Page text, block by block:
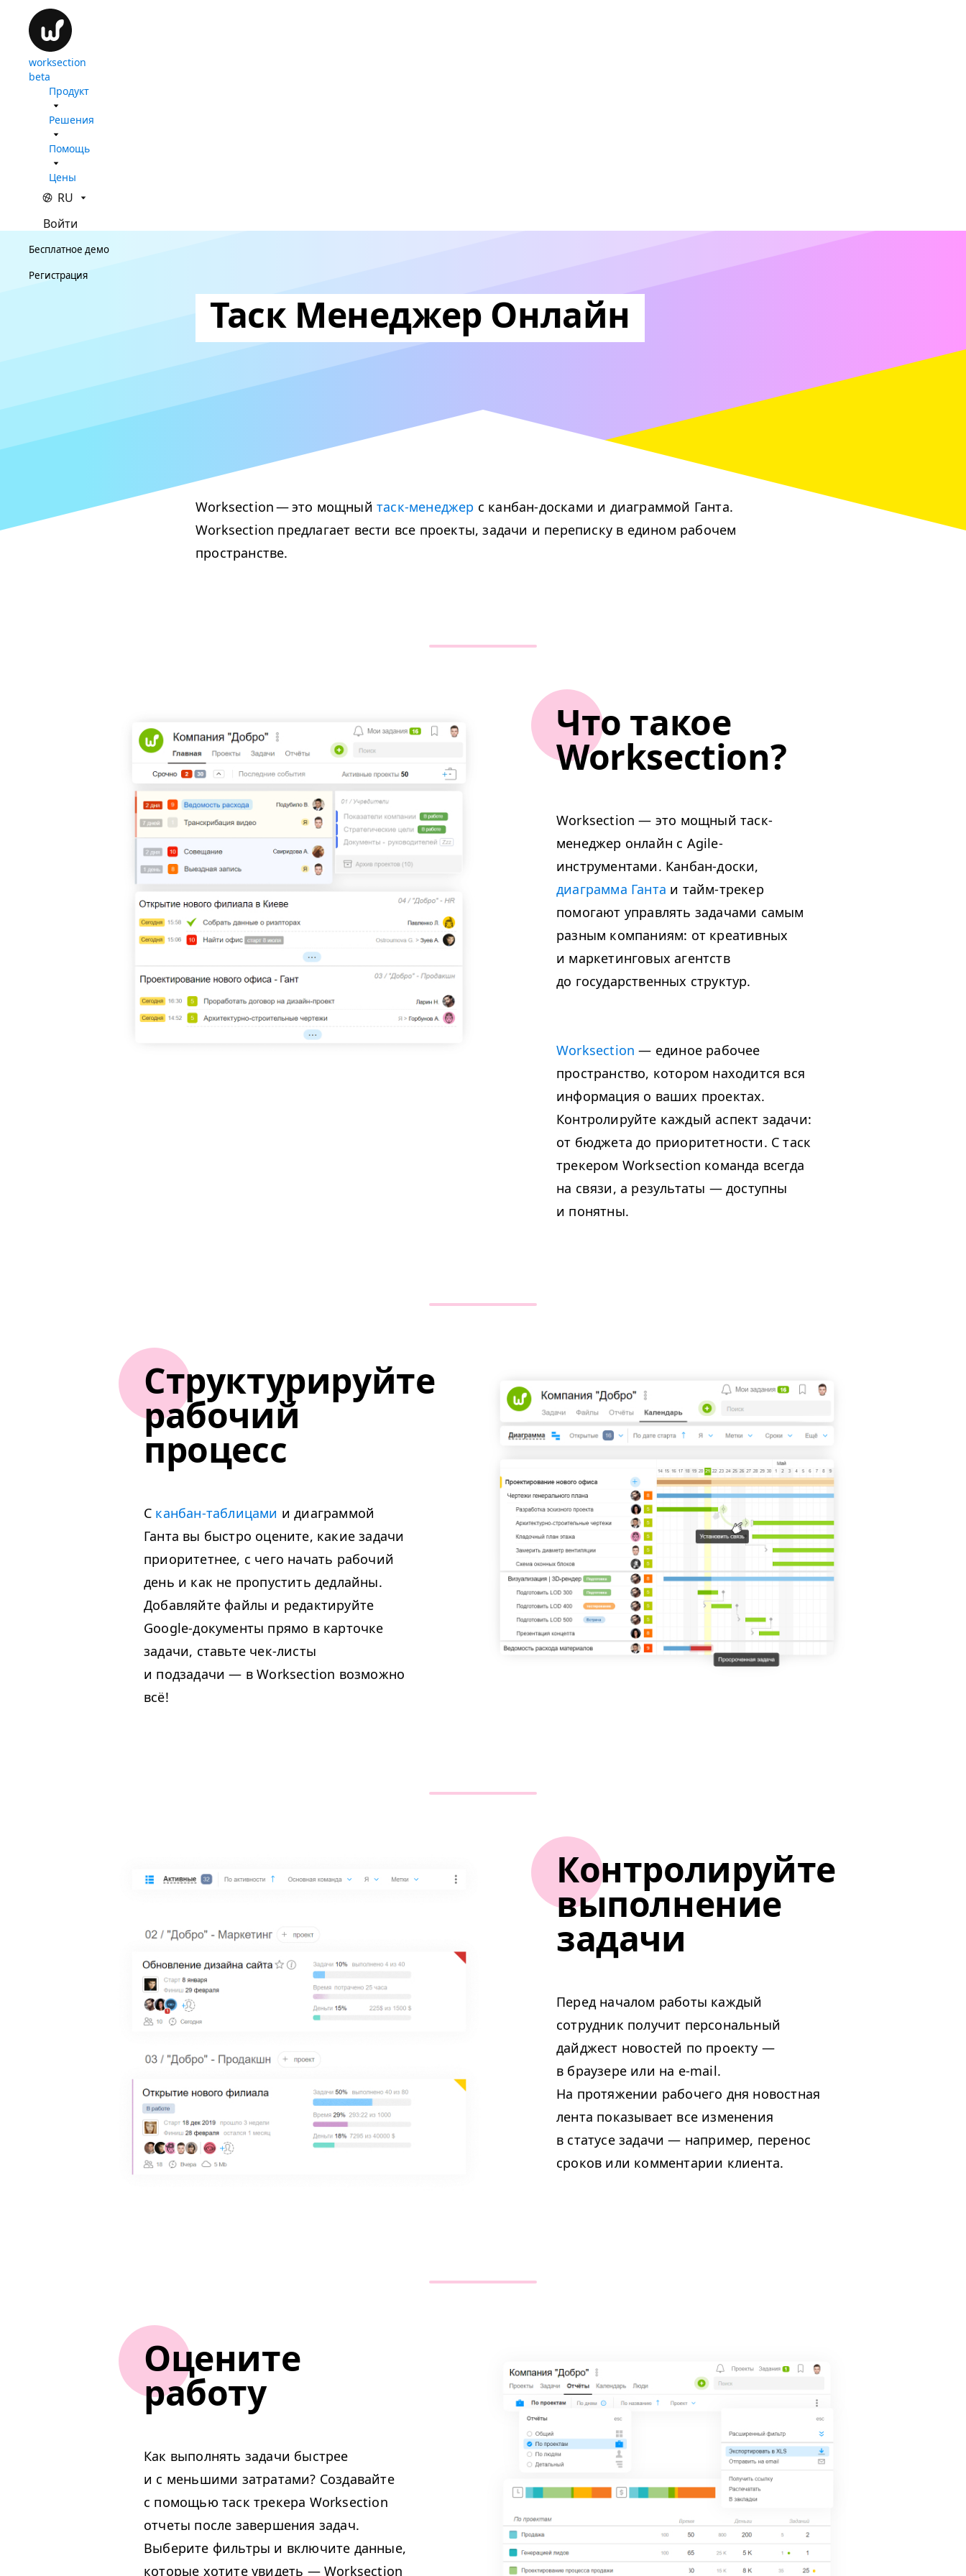
worksection
beta
Продукт
Решения
Помощь
Цены
RU
Войти
Бесплатное демо
Регистрация
Таск Менеджер Онлайн
Worksection — это мощный таск-менеджер с канбан-досками и диаграммой Ганта.
Worksection предлагает вести все проекты, задачи и переписку в едином рабочем
пространстве.
Что такое
Worksection?
Worksection — это мощный таск-
менеджер онлайн с Agile-
инструментами. Канбан-доски,
диаграмма Ганта и тайм-трекер
помогают управлять задачами самым
разным компаниям: от креативных
и маркетинговых агентств
до государственных структур.
Worksection — единое рабочее
пространство, котором находится вся
информация о ваших проектах.
Контролируйте каждый аспект задачи:
от бюджета до приоритетности. С таск
трекером Worksection команда всегда
на связи, а результаты — доступны
и понятны.
Структурируйте
рабочий
процесс
С канбан-таблицами и диаграммой
Ганта вы быстро оцените, какие задачи
приоритетнее, с чего начать рабочий
день и как не пропустить дедлайны.
Добавляйте файлы и редактируйте
Google-документы прямо в карточке
задачи, ставьте чек-листы
и подзадачи — в Worksection возможно
всё!
Контролируйте
выполнение
задачи
Перед началом работы каждый
сотрудник получит персональный
дайджест новостей по проекту —
в браузере или на e-mail.
На протяжении рабочего дня новостная
лента показывает все изменения
в статусе задачи — например, перенос
сроков или комментарии клиента.
Оцените
работу
Как выполнять задачи быстрее
и с меньшими затратами? Создавайте
с помощью таск трекера Worksection
отчеты после завершения задач.
Выберите фильтры и включите данные,
которые хотите увидеть — Worksection